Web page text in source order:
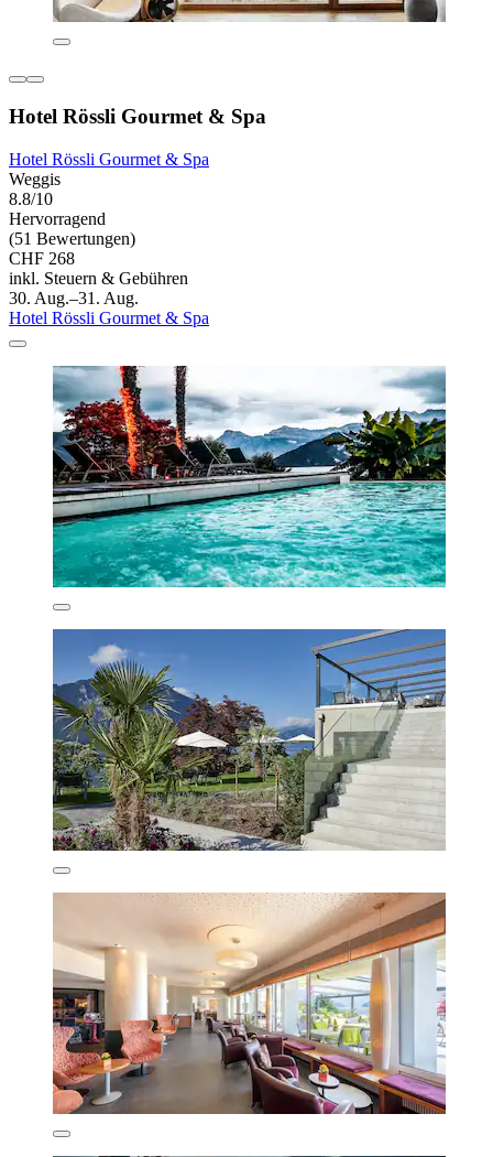
Hotel Rössli Gourmet & Spa
Hotel Rössli Gourmet & Spa
Weggis
8.8/10
Hervorragend
(51 Bewertungen)
CHF 268
inkl. Steuern & Gebühren
30. Aug.–31. Aug.
Hotel Rössli Gourmet & Spa